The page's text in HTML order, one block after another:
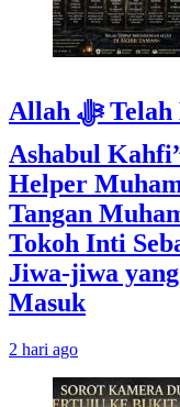
Allah ﷻ Telah Menyiapkan “Gua
Ashabul
Helper
Tangan
Tokoh Inti
Jiwa-jiwa
Masuk
2 hari ago